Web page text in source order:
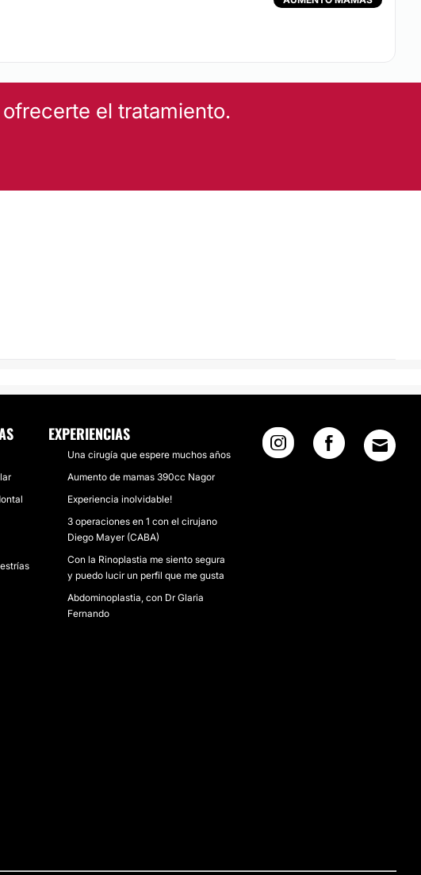
el tratamiento.
EXPERIENCIAS
Una cirugía que espere muchos años
Aumento de mamas 390cc Nagor
Experiencia inolvidable!
3 operaciones en 1 con el cirujano
Diego Mayer (CABA)
Con la Rinoplastia me siento segura
y puedo lucir un perfil que me gusta
Abdominoplastia, con Dr Glaria
Fernando